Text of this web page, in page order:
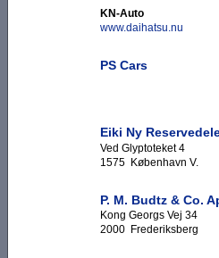
KN-Auto
www.daihatsu.nu
PS Cars
Eiki Ny
Ved Glyptoteket 4
1575 København V.
P. M. Budtz & Co.
Kong Georgs Vej 34
2000 Frederiksberg